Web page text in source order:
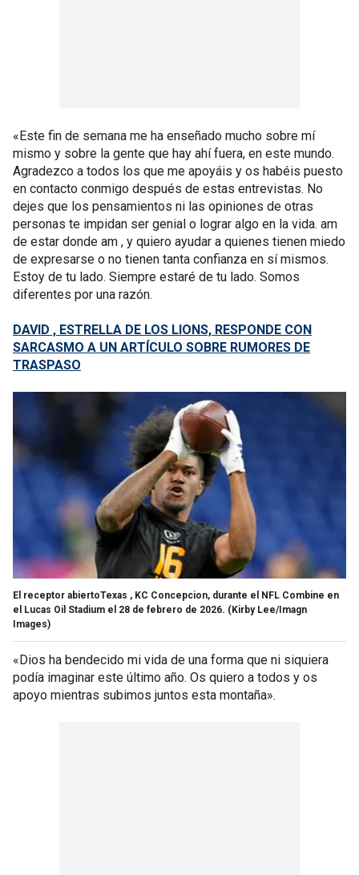
«Este fin de semana me ha enseñado mucho sobre mí
mismo y sobre la gente que hay ahí fuera, en este mundo.
Agradezco a todos los que me apoyáis y os habéis puesto
en contacto conmigo después de estas entrevistas. No
dejes que los pensamientos ni las opiniones de otras
personas te impidan ser genial o lograr algo en la vida. am
de estar donde am , y quiero ayudar a quienes tienen miedo
de expresarse o no tienen tanta confianza en sí mismos.
Estoy de tu lado. Siempre estaré de tu lado. Somos
diferentes por una razón.
DAVID , ESTRELLA DE LOS LIONS, RESPONDE CON
SARCASMO A UN ARTÍCULO SOBRE RUMORES DE
TRASPASO
El receptor abiertoTexas , KC Concepcion, durante el NFL Combine en
el Lucas Oil Stadium el 28 de febrero de 2026. (Kirby Lee/Imagn
Images)
«Dios ha bendecido mi vida de una forma que ni siquiera
podía imaginar este último año. Os quiero a todos y os
apoyo mientras subimos juntos esta montaña».